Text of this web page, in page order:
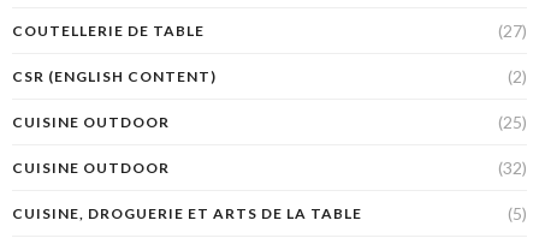
COUTELLERIE DE TABLE (27)
CSR (ENGLISH CONTENT) (2)
CUISINE OUTDOOR (25)
CUISINE OUTDOOR (32)
CUISINE, DROGUERIE ET ARTS DE LA TABLE (5)